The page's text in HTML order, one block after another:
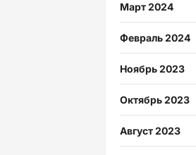
Март 2024
Февраль 2024
Ноябрь 2023
Октябрь 2023
Август 2023